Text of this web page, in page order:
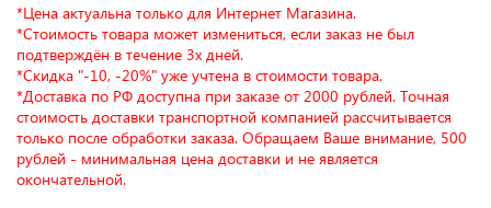
*Цена актуальна только для Интернет Магазина.
*Стоимость товара может измениться, если заказ не был
подтверждён в течение 3х дней.
*Скидка "-10, -20%" уже учтена в стоимости товара.
*Доставка по РФ доступна при заказе от 2000 рублей. Точная
стоимость доставки транспортной компанией рассчитывается
только после обработки заказа. Обращаем Ваше внимание, 500
рублей - минимальная цена доставки и не является
окончательной.